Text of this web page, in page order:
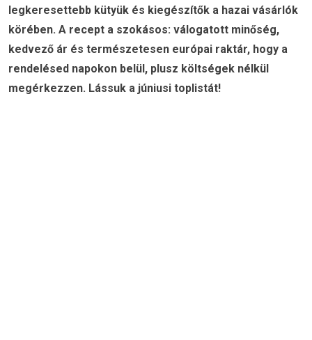
legkeresettebb kütyük és kiegészítők a hazai vásárlók
körében. A recept a szokásos: válogatott minőség,
kedvező ár és természetesen európai raktár, hogy a
rendelésed napokon belül, plusz költségek nélkül
megérkezzen. Lássuk a júniusi toplistát!